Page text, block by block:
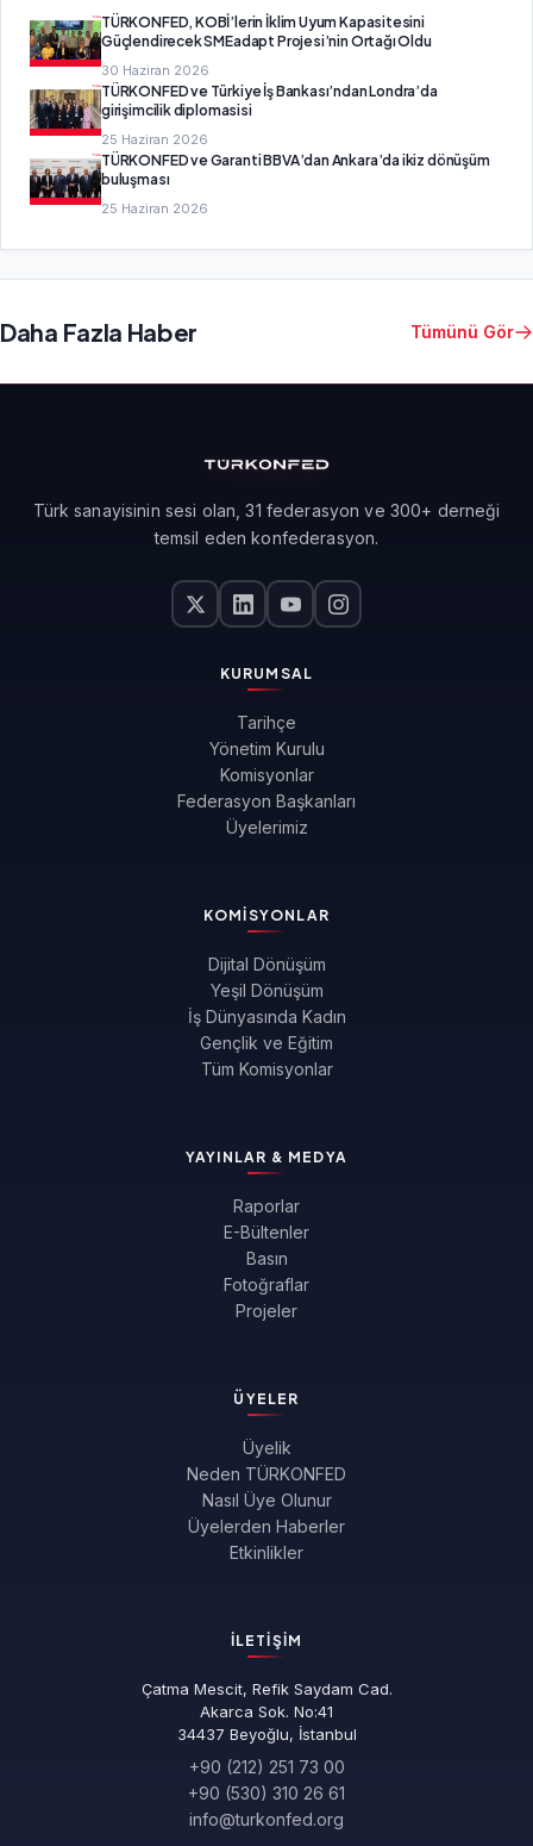
TÜRKONFED, KOBİ’lerin İklim Uyum Kapasitesini
Güçlendirecek SMEadapt Projesi’nin Ortağı Oldu
30 Haziran 2026
TÜRKONFED ve Türkiye İş Bankası’ndan Londra’da
girişimcilik diplomasisi
25 Haziran 2026
TÜRKONFED ve Garanti BBVA’dan Ankara’da ikiz dönüşüm
buluşması
25 Haziran 2026
Daha Fazla Haber Tümünü Gör
Türk sanayisinin sesi olan, 31 federasyon ve 300+ derneği
temsil eden konfederasyon.
KURUMSAL
Tarihçe
Yönetim Kurulu
Komisyonlar
Federasyon Başkanları
Üyelerimiz
KOMISYONLAR
Dijital Dönüşüm
Yeşil Dönüşüm
İş Dünyasında Kadın
Gençlik ve Eğitim
Tüm Komisyonlar
YAYINLAR & MEDYA
Raporlar
E-Bültenler
Basın
Fotoğraflar
Projeler
ÜYELER
Üyelik
Neden TÜRKONFED
Nasıl Üye Olunur
Üyelerden Haberler
Etkinlikler
İLETIŞIM
Çatma Mescit, Refik Saydam Cad.
Akarca Sok. No:41
34437 Beyoğlu, İstanbul
+90 (212) 251 73 00
+90 (530) 310 26 61
info@turkonfed.org